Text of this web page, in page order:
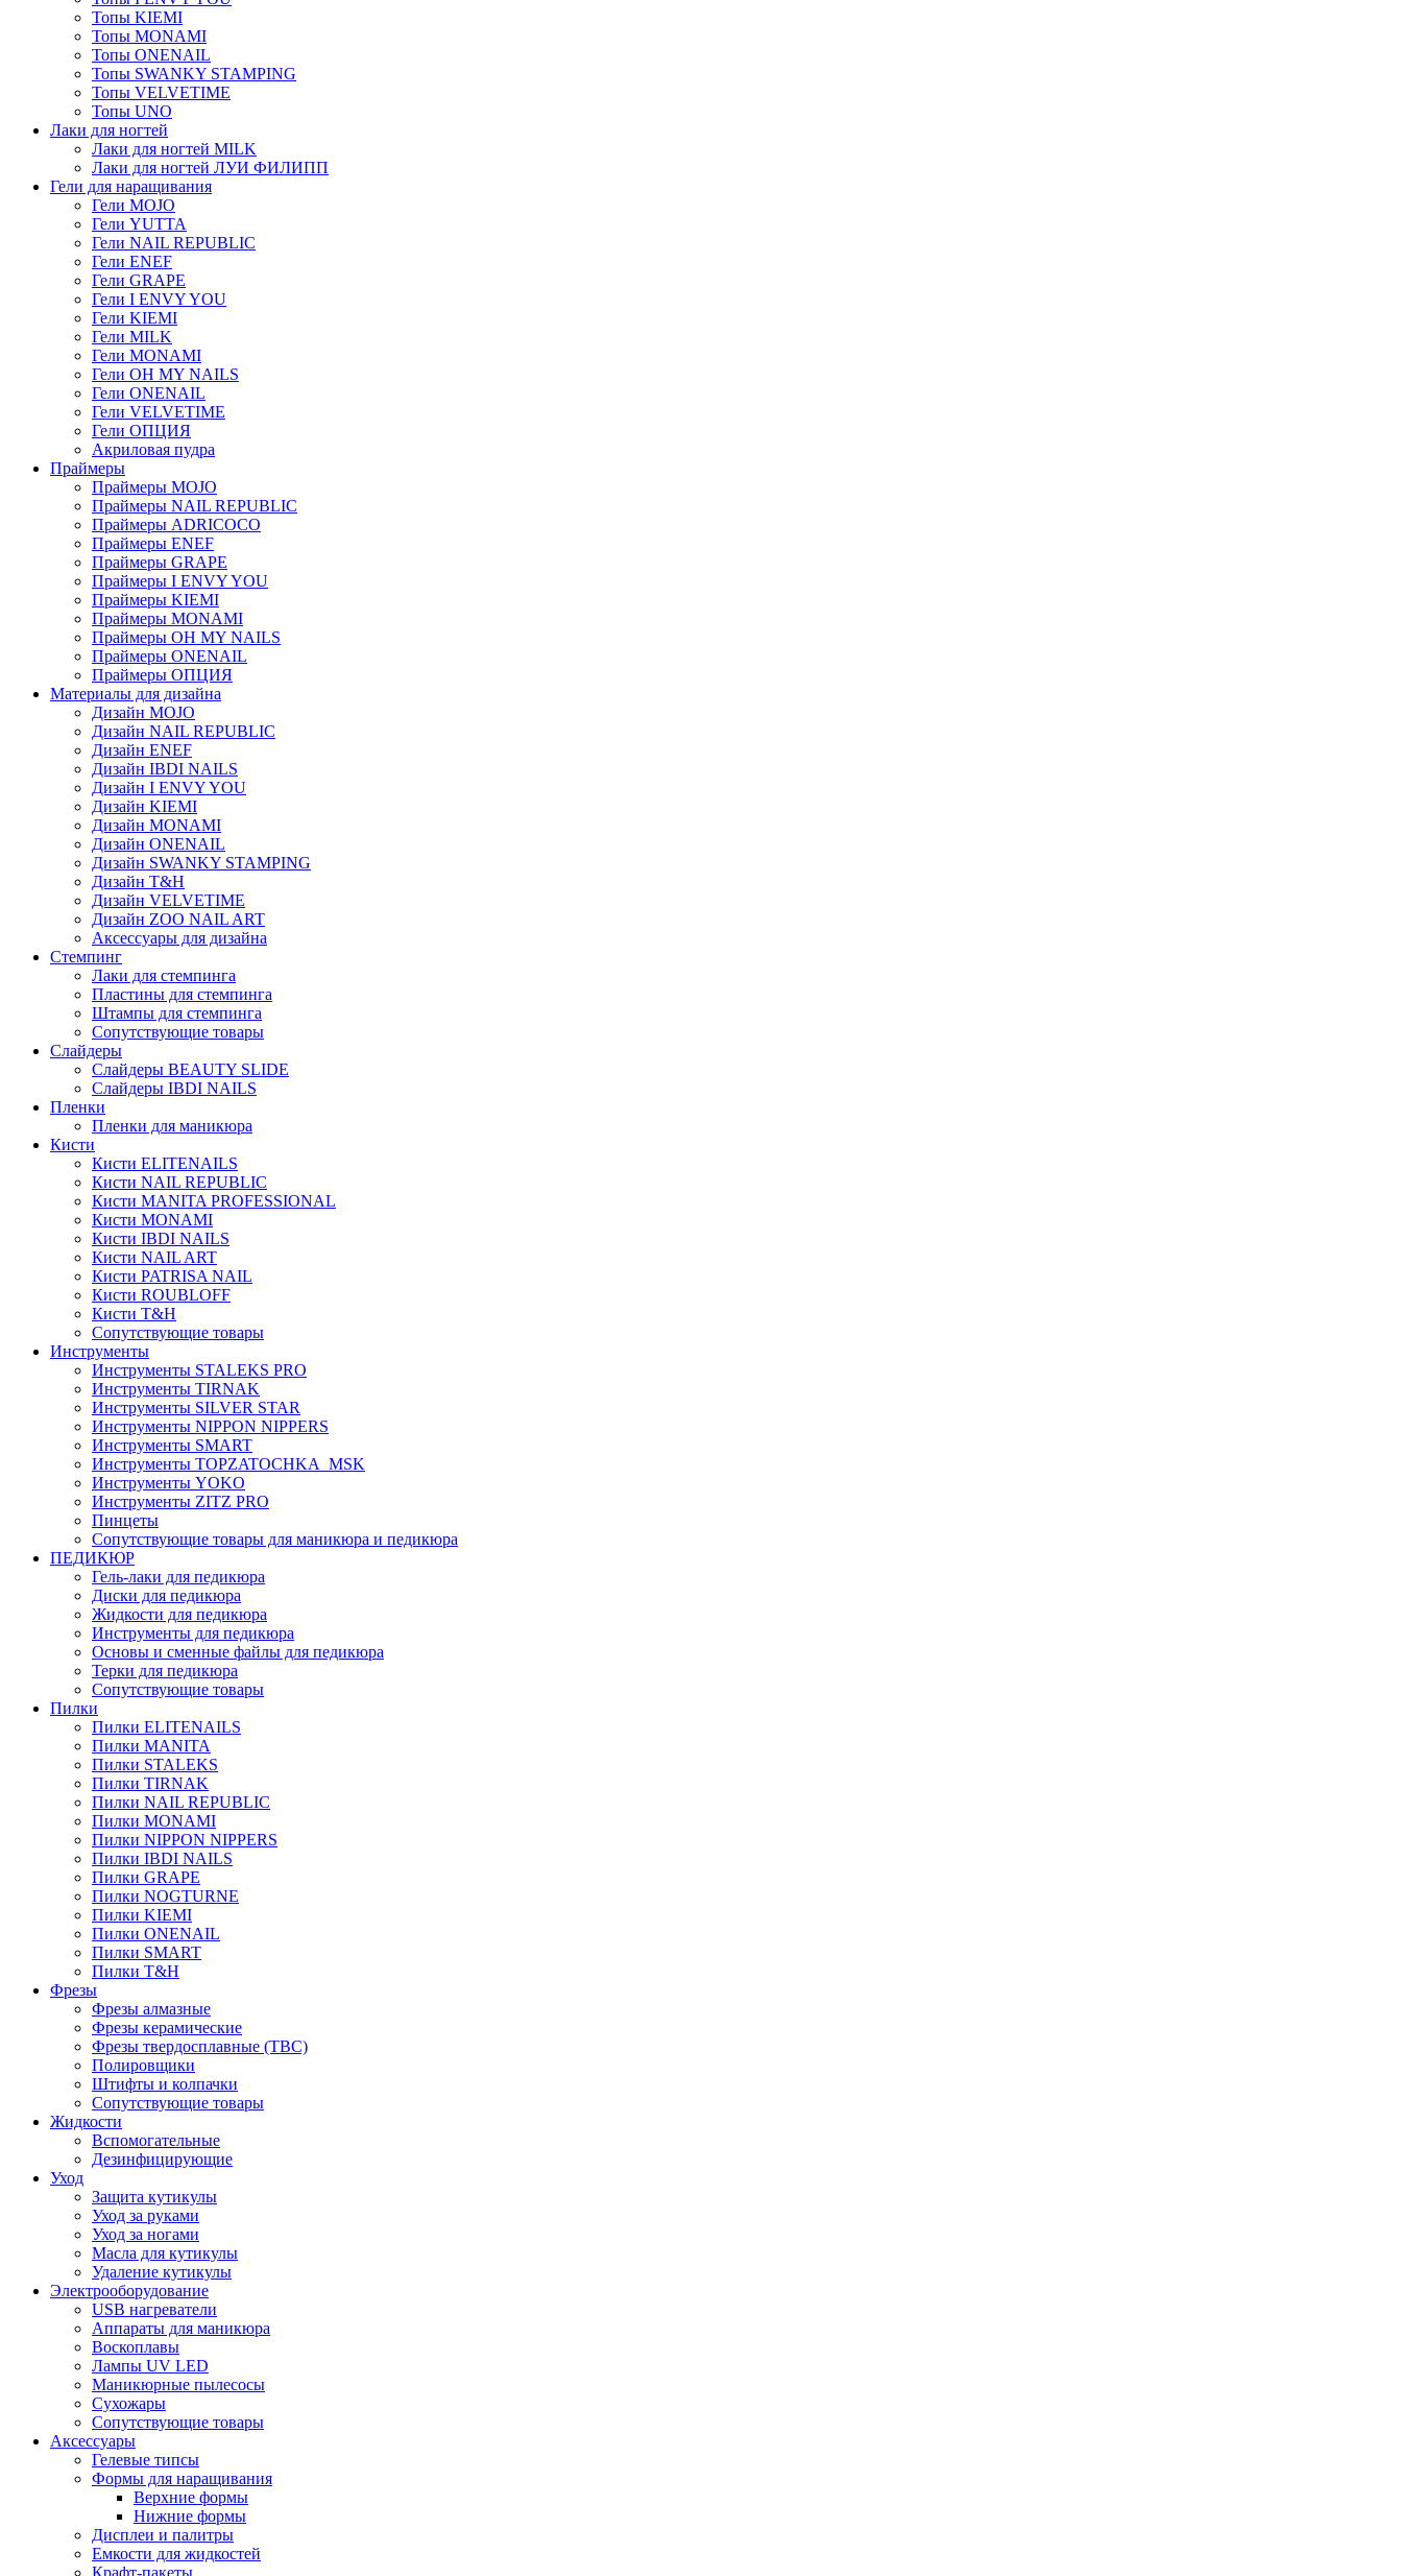
Топы KIEMI
Топы MONAMI
Топы ONENAIL
Топы SWANKY STAMPING
Топы VELVETIME
Топы UNO
Лаки для ногтей
Лаки для ногтей MILK
Лаки для ногтей ЛУИ ФИЛИПП
Гели для наращивания
Гели MOJO
Гели YUTTA
Гели NAIL REPUBLIC
Гели ENEF
Гели GRAPE
Гели I ENVY YOU
Гели KIEMI
Гели MILK
Гели MONAMI
Гели OH MY NAILS
Гели ONENAIL
Гели VELVETIME
Гели ОПЦИЯ
Акриловая пудра
Праймеры
Праймеры MOJO
Праймеры NAIL REPUBLIC
Праймеры ADRICOCO
Праймеры ENEF
Праймеры GRAPE
Праймеры I ENVY YOU
Праймеры KIEMI
Праймеры MONAMI
Праймеры OH MY NAILS
Праймеры ONENAIL
Праймеры ОПЦИЯ
Материалы для дизайна
Дизайн MOJO
Дизайн NAIL REPUBLIC
Дизайн ENEF
Дизайн IBDI NAILS
Дизайн I ENVY YOU
Дизайн KIEMI
Дизайн MONAMI
Дизайн ONENAIL
Дизайн SWANKY STAMPING
Дизайн T&H
Дизайн VELVETIME
Дизайн ZOO NAIL ART
Аксессуары для дизайна
Стемпинг
Лаки для стемпинга
Пластины для стемпинга
Штампы для стемпинга
Сопутствующие товары
Слайдеры
Слайдеры BEAUTY SLIDE
Слайдеры IBDI NAILS
Пленки
Пленки для маникюра
Кисти
Кисти ELITENAILS
Кисти NAIL REPUBLIC
Кисти MANITA PROFESSIONAL
Кисти MONAMI
Кисти IBDI NAILS
Кисти NAIL ART
Кисти PATRISA NAIL
Кисти ROUBLOFF
Кисти T&H
Сопутствующие товары
Инструменты
Инструменты STALEKS PRO
Инструменты TIRNAK
Инструменты SILVER STAR
Инструменты NIPPON NIPPERS
Инструменты SMART
Инструменты TOPZATOCHKA_MSK
Инструменты YOKO
Инструменты ZITZ PRO
Пинцеты
Сопутствующие товары для маникюра и педикюра
ПЕДИКЮР
Гель-лаки для педикюра
Диски для педикюра
Жидкости для педикюра
Инструменты для педикюра
Основы и сменные файлы для педикюра
Терки для педикюра
Сопутствующие товары
Пилки
Пилки ELITENAILS
Пилки MANITA
Пилки STALEKS
Пилки TIRNAK
Пилки NAIL REPUBLIC
Пилки MONAMI
Пилки NIPPON NIPPERS
Пилки IBDI NAILS
Пилки GRAPE
Пилки NOGTURNE
Пилки KIEMI
Пилки ONENAIL
Пилки SMART
Пилки T&H
Фрезы
Фрезы алмазные
Фрезы керамические
Фрезы твердосплавные (ТВС)
Полировщики
Штифты и колпачки
Сопутствующие товары
Жидкости
Вспомогательные
Дезинфицирующие
Уход
Защита кутикулы
Уход за руками
Уход за ногами
Масла для кутикулы
Удаление кутикулы
Электрооборудование
USB нагреватели
Аппараты для маникюра
Воскоплавы
Лампы UV LED
Маникюрные пылесосы
Сухожары
Сопутствующие товары
Аксессуары
Гелевые типсы
Формы для наращивания
Верхние формы
Нижние формы
Дисплеи и палитры
Емкости для жидкостей
Крафт-пакеты